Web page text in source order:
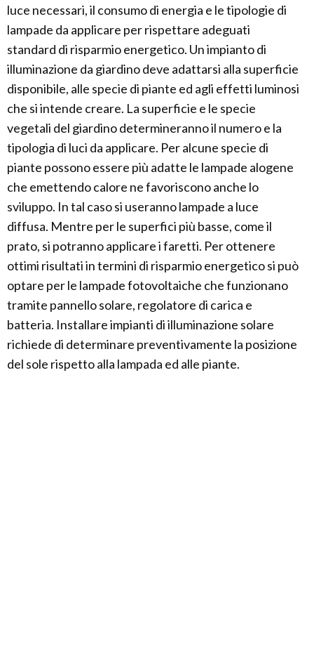
luce necessari, il consumo di energia e le tipologie di
lampade da applicare per rispettare adeguati
standard di risparmio energetico. Un impianto di
illuminazione da giardino deve adattarsi alla superficie
disponibile, alle specie di piante ed agli effetti luminosi
che si intende creare. La superficie e le specie
vegetali del giardino determineranno il numero e la
tipologia di luci da applicare. Per alcune specie di
piante possono essere più adatte le lampade alogene
che emettendo calore ne favoriscono anche lo
sviluppo. In tal caso si useranno lampade a luce
diffusa. Mentre per le superfici più basse, come il
prato, si potranno applicare i faretti. Per ottenere
ottimi risultati in termini di risparmio energetico si può
optare per le lampade fotovoltaiche che funzionano
tramite pannello solare, regolatore di carica e
batteria. Installare impianti di illuminazione solare
richiede di determinare preventivamente la posizione
del sole rispetto alla lampada ed alle piante.